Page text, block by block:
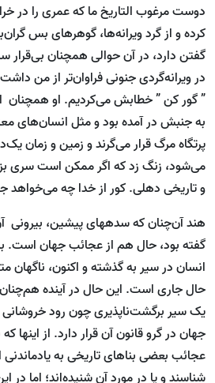
دوست مرغوب التاریخ ما که عمری را در
کرده و از گرد ویرانه‌ها، گوهرهای بس
گفتن دارد، در آن حوالی هم­چنان بی‌قرار
در ویرانه‌گردی جنونی فراوان‌تر از من
” گور کن ” خطابش می‌کردیم. او هم­چنان
به جنبش در آمده بود و مثل انسان‌های
پرتگاه مرگ قرار می‌گرند و زمین و زمان
می‌شود، زنگ زد که اگر ممکن است سری
و تاریخی دهلی. کور از خدا چه می‌خواهد
هند آن‌چنان که سده­های پیشین، بیرونی
گفته بود، حال هم از عجائب جهان است.
انسان در سیر به گذشته و اکنون،
حال جاری است. این حال در آینده
یک سیر برگشت‌ناپذیری چون رود
جهان در گرو قانون آن قرار دارد. از این­ها
عجائب بعضی بناهای تاریخی به
شناسند و یا در مورد آن شنیده‌اند؛ اما در